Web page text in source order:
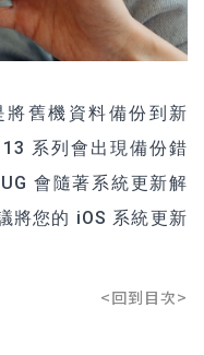
舊機資料備份到新
系列會出現備份錯
會隨著系統更新解
將您的 iOS 系統更新
<回到目次>